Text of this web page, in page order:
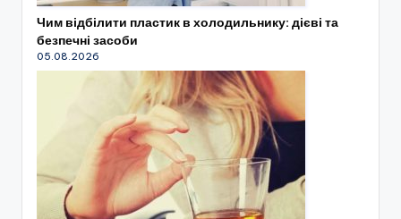
Чим відбілити пластик в холодильнику: дієві та
безпечні засоби
05.08.2026